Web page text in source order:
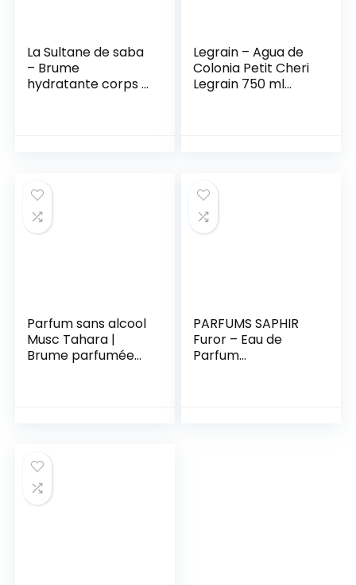
La Sultane de saba
– Brume
hydratante corps –
Legrain – Agua de
Colonia Petit Cheri
Legrain 750 ml
Parfum sans alcool
Musc Tahara |
Brume parfumée
PARFUMS SAPHIR
Furor – Eau de
Parfum